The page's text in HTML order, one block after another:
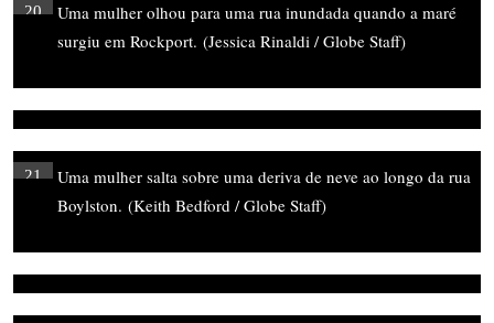
20
Uma mulher olhou para uma rua inundada quando a maré
surgiu em Rockport. (Jessica Rinaldi / Globe Staff)
21
Uma mulher salta sobre uma deriva de neve ao longo da rua
Boylston. (Keith Bedford / Globe Staff)